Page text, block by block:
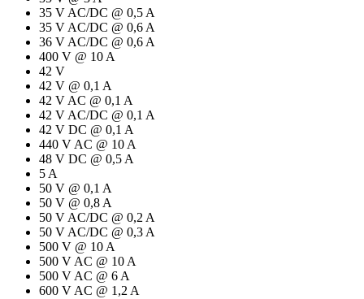
35 V AC/DC @ 0,5 A
35 V AC/DC @ 0,6 A
36 V AC/DC @ 0,6 A
400 V @ 10 A
42 V
42 V @ 0,1 A
42 V AC @ 0,1 A
42 V AC/DC @ 0,1 A
42 V DC @ 0,1 A
440 V AC @ 10 A
48 V DC @ 0,5 A
5 A
50 V @ 0,1 A
50 V @ 0,8 A
50 V AC/DC @ 0,2 A
50 V AC/DC @ 0,3 A
500 V @ 10 A
500 V AC @ 10 A
500 V AC @ 6 A
600 V AC @ 1,2 A